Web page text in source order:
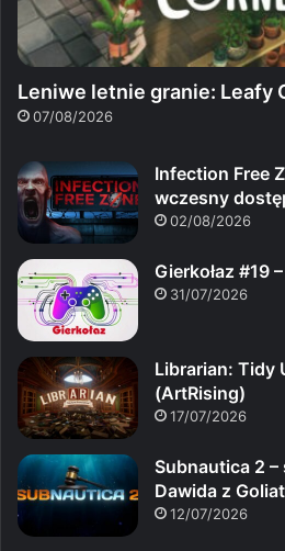
Leniwe letnie granie: Leafy
07/08/2026
Infection Free
wczesny
02/08/2026
Gierkołaz #19
31/07/2026
Librarian: Tidy
(ArtRising)
17/07/2026
Subnautica 2
Dawida z
12/07/2026